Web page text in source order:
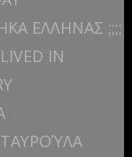
ΕΛΛΗΝΑΣ ;;;;
IN